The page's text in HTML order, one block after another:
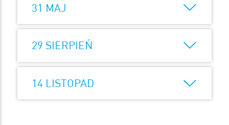
31 MAJ
29 SIERPIEŃ
14 LISTOPAD